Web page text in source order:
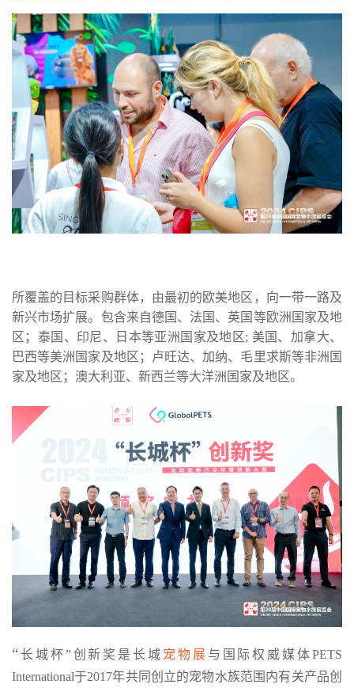
所覆盖的目标采购群体，由最初的欧美地区，向一带一路及
新兴市场扩展。包含来自德国、法国、英国等欧洲国家及地
区；泰国、印尼、日本等亚洲国家及地区; 美国、加拿大、
巴西等美洲国家及地区；卢旺达、加纳、毛里求斯等非洲国
家及地区；澳大利亚、新西兰等大洋洲国家及地区。
“ 长城杯”创新奖是长城 宠物展 与国际权威媒体PETS
International于2017年共同创立的宠物水族范围内有关产品创